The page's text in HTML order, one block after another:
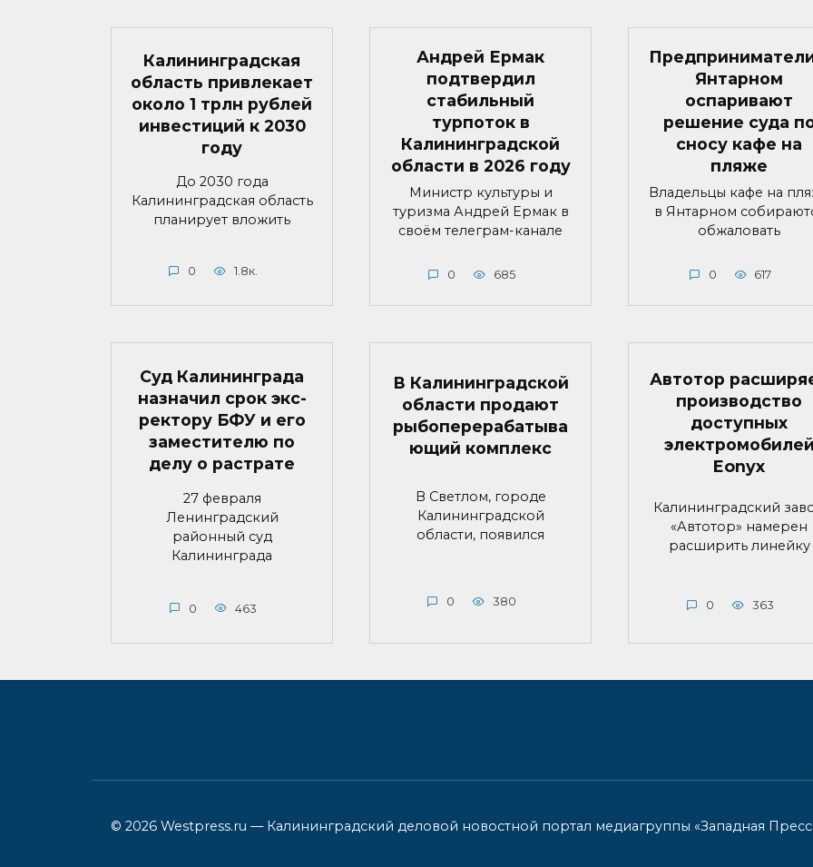
Калининградская
область привлекает
около 1 трлн рублей
инвестиций к 2030
году
До 2030 года
Калининградская область
планирует вложить
0 1.8к.
Андрей Ермак
подтвердил
стабильный
турпоток в
Калининградской
области в 2026 году
Министр культуры и
туризма Андрей Ермак в
своём телеграм-канале
0 685
Янтарном
оспаривают
решение суда
сносу кафе на
пляже
Владельцы кафе на
в Янтарном
обжаловать
0 617
Суд Калининграда
назначил срок экс-
ректору БФУ и его
заместителю по
делу о растрате
27 февраля
Ленинградский
районный суд
Калининграда
0 463
В Калининградской
области продают
рыбоперерабатыва
ющий комплекс
В Светлом, городе
Калининградской
области, появился
0 380
Автотор
производство
доступных
Eonyx
Калининградский
«Автотор» намерен
расширить линейку
0 363
© 2026 Westpress.ru — Калининградский деловой новостной портал медиагруппы «Западная